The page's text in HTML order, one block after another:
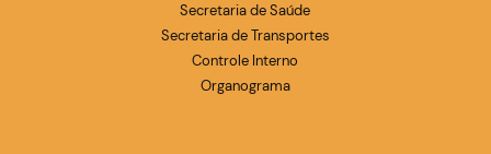
Secretaria de Saúde
Secretaria de Transportes
Controle Interno
Organograma